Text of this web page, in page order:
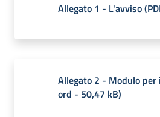
Allegato 1 - L'avviso(
Allegato 2 - Modulo per
ord - 50,47 kB)